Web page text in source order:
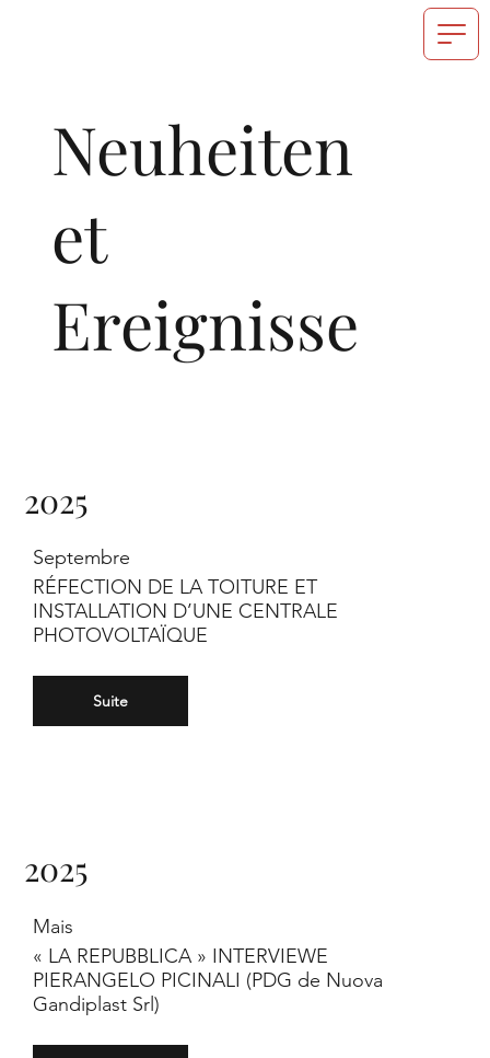
2025
Septembre
RÉFECTION DE LA TOITURE ET
INSTALLATION D’UNE CENTRALE
PHOTOVOLTAÏQUE
Suite
2025
Mais
« LA REPUBBLICA » INTERVIEWE
PIERANGELO PICINALI (PDG de Nuova
Gandiplast Srl)
Neuheiten
et
Ereignisse